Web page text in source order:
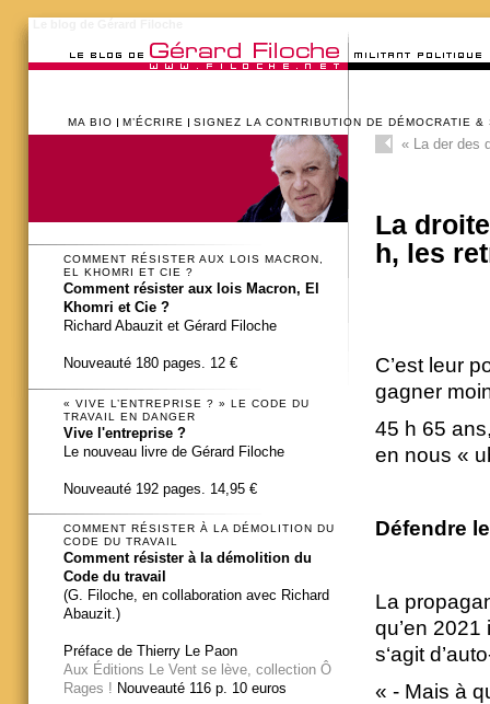
MA BIO M’ÉCRIRE SIGNEZ LA CONTRIBUTION DE DÉMOCRATIE &
«La der des
La
h, les
C’est leur
gagner
45 h 65
en nous «
Défendre
La
qu’en
s‘agit
« - Mais à
COMMENT RÉSISTER AUX LOIS MACRON,
EL KHOMRI ET CIE ?
Comment résister aux lois Macron, El
Khomri et Cie ?
Richard Abauzit et Gérard Filoche
Nouveauté 180 pages. 12 €
« VIVE L’ENTREPRISE ? » LE CODE DU
TRAVAIL EN DANGER
Vive l'entreprise ?
Le nouveau livre de Gérard Filoche
Nouveauté 192 pages. 14,95 €
COMMENT RÉSISTER À LA DÉMOLITION DU
CODE DU TRAVAIL
Comment résister à la démolition du
Code du travail
(G. Filoche, en collaboration avec Richard
Abauzit.)
Préface de Thierry Le Paon
Aux Éditions Le Vent se lève, collection Ô
Rages ! Nouveauté 116 p. 10 euros